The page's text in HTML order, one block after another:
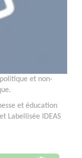
et non-
et éducation
Labellisée IDEAS